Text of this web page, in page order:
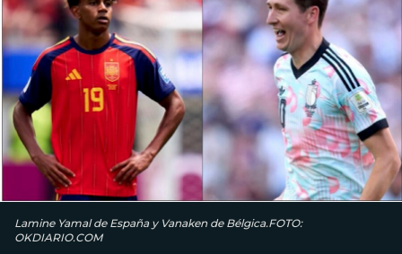
Lamine Yamal de España y Vanaken de Bélgica.FOTO:
OKDIARIO.COM